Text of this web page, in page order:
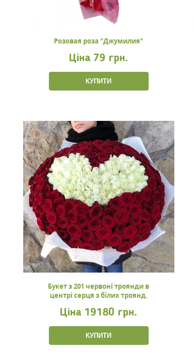
Розовая роза "Джумилия"
Ціна 79 грн.
КУПИТИ
Букет з 201 червоні троянди в
центрі серця з білих троянд.
Ціна 19180 грн.
КУПИТИ